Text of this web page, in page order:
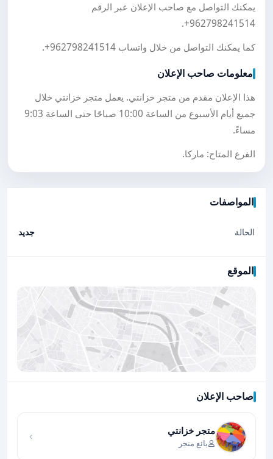
يمكنك التواصل مع صاحب الإعلان عبر الرقم
+962798241514
.
كما يمكنك التواصل من خلال واتساب +962798241514
.
معلومات صاحب الإعلان
هذا الإعلان مقدم من متجر خزانتي. يعمل متجر خزانتي خلال
جميع أيام الأسبوع من الساعة 10:00 صباحًا حتى الساعة 9:03
مساءً.
الفرع المتاح: ماركا.
المواصفات
الحالة جديد
الموقع
صاحب الإعلان
متجر خزانتي
بائع متجر